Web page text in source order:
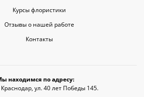
Курсы флористики
Отзывы о нашей работе
Контакты
находимся по адресу:
Краснодар, ул. 40 лет Победы 145.